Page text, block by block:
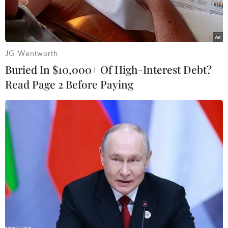
Tàu thuyền của ngư dân Việt Nam. (Ảnh minh họa. Hồ
Cầu/TTXVN)
Theo phóng viên TTXVN tại Singapore, Tiến sỹ
Lê Hồng Hiệp, chuyên gia của Viện nghiên cứu
Đông Nam Á tại Singapore, nhận định rằng
JG Wentworth
Buried In $10,000+ Of High-Interest Debt?
Read Page 2 Before Paying